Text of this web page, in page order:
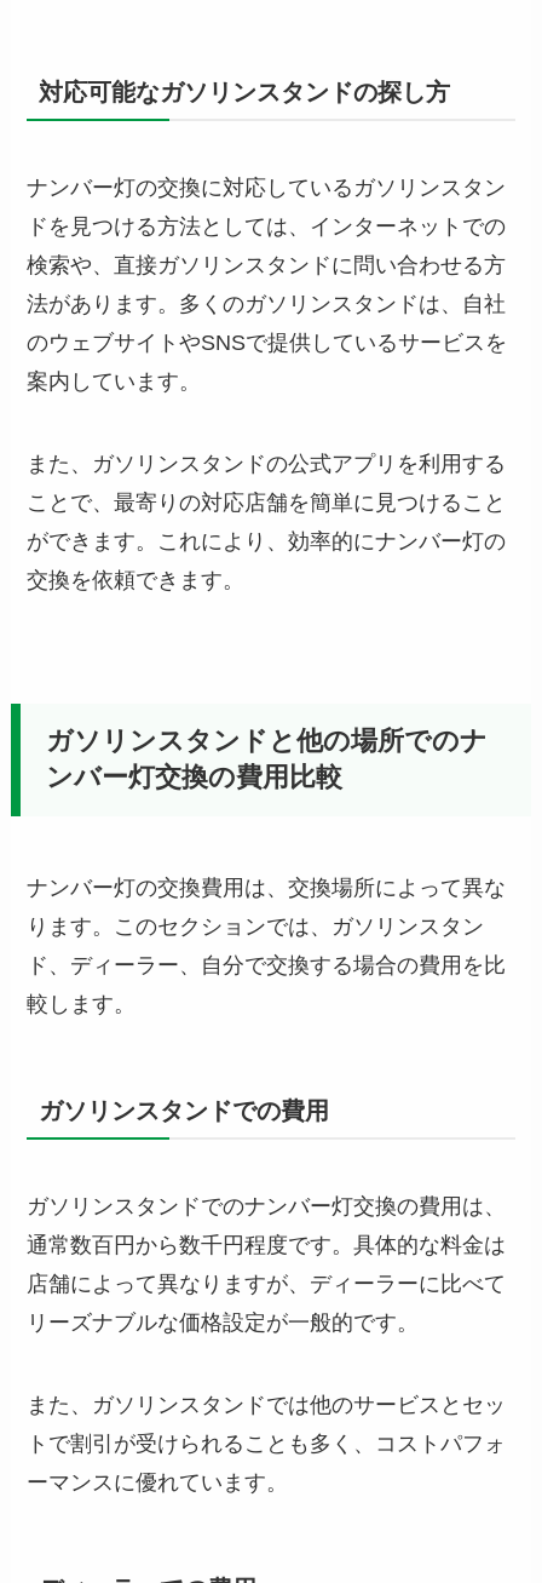
対応可能なガソリンスタンドの探し方
ナンバー灯の交換に対応しているガソリンスタン
ドを見つける方法としては、インターネットでの
検索や、直接ガソリンスタンドに問い合わせる方
法があります。多くのガソリンスタンドは、自社
のウェブサイトやSNSで提供しているサービスを
案内しています。
また、ガソリンスタンドの公式アプリを利用する
ことで、最寄りの対応店舗を簡単に見つけること
ができます。これにより、効率的にナンバー灯の
交換を依頼できます。
ガソリンスタンドと他の場所でのナ
ンバー灯交換の費用比較
ナンバー灯の交換費用は、交換場所によって異な
ります。このセクションでは、ガソリンスタン
ド、ディーラー、自分で交換する場合の費用を比
較します。
ガソリンスタンドでの費用
ガソリンスタンドでのナンバー灯交換の費用は、
通常数百円から数千円程度です。具体的な料金は
店舗によって異なりますが、ディーラーに比べて
リーズナブルな価格設定が一般的です。
また、ガソリンスタンドでは他のサービスとセッ
トで割引が受けられることも多く、コストパフォ
ーマンスに優れています。